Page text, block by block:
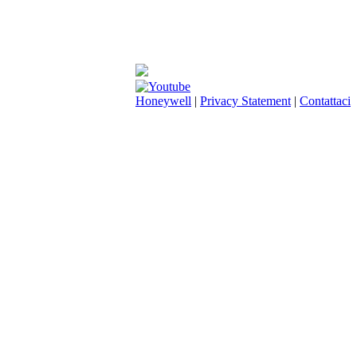
Honeywell | Privacy Statement | Contattaci